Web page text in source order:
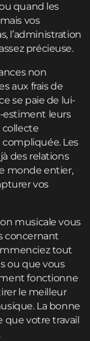
quand les
vos
l’administration
précieuse.
non
aux frais de
se paie de lui-
estiment leurs
Les
des relations
monde entier,
vos
musicale vous
concernant
tout
ou que vous
fonctionne
le meilleur
La bonne
que votre travail